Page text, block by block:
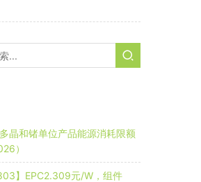
晶和锗单位产品能源消耗限额
）
】EPC2.309元/W，组件